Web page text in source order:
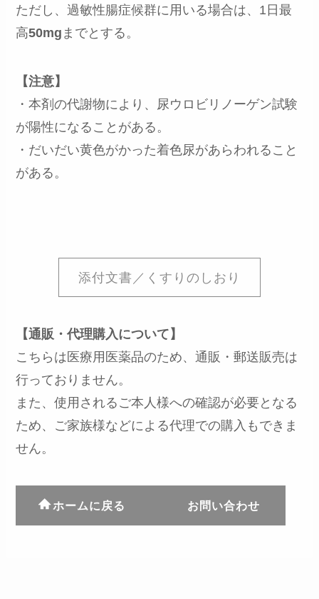
ただし、過敏性腸症候群に用いる場合は、1日最
高50mg までとする。
【注意】
・本剤の代謝物により、尿ウロビリノーゲン試験
が陽性になることがある。
・だいだい黄色がかった着色尿があらわれること
がある。
添付文書／くすりのしおり
【通販・代理購入について】
こちらは医療用医薬品のため、通販・郵送販売は
行っておりません。
また、使用されるご本人様への確認が必要となる
ため、ご家族様などによる代理での購入もできま
せん。
ホームに戻る お問い合わせ